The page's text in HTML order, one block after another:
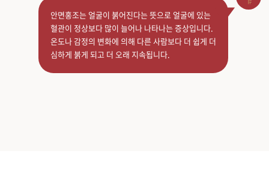
안면홍조는 얼굴이 붉어진다는 뜻으로 얼굴에 있는
혈관이 정상보다 많이 늘어나 나타나는 증상입니다.
온도나 감정의 변화에 의해 다른 사람보다 더 쉽게 더
심하게 붉게 되고 더 오래 지속됩니다.